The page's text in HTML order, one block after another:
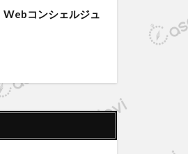
Webコンシェルジュ